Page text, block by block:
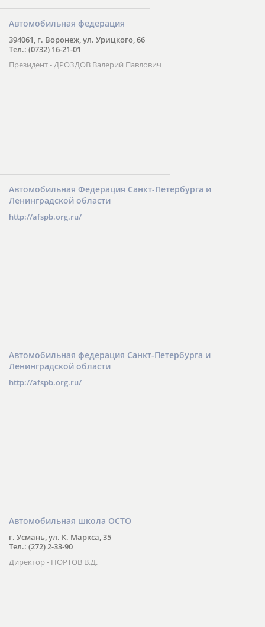
Автомобильная федерация
394061, г. Воронеж, ул. Урицкого, 66
Тел.: (0732) 16-21-01
Президент - ДРОЗДОВ Валерий Павлович
Автомобильная Федерация Санкт-Петербурга и
Ленинградской области
http://afspb.org.ru/
Автомобильная федерация Санкт-Петербурга и
Ленинградской области
http://afspb.org.ru/
Автомобильная школа ОСТО
г. Усмань, ул. К. Маркса, 35
Тел.: (272) 2-33-90
Директор - НОРТОВ В.Д.